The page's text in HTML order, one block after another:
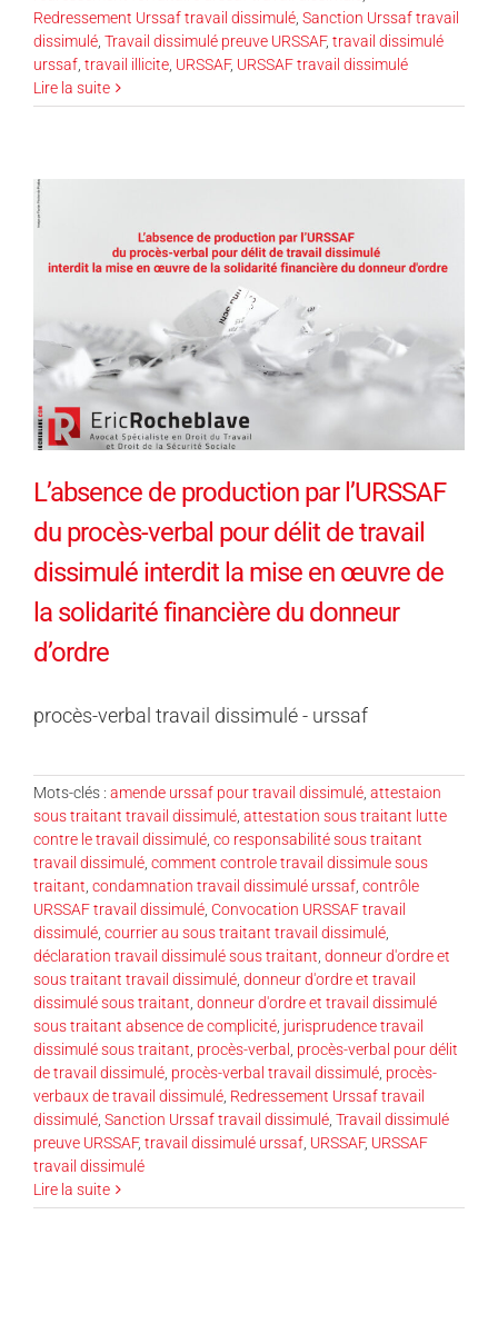
Redressement Urssaf travail dissimulé Sanction Urssaf travail
dissimulé Travail dissimulé preuve URSSAF, travail dissimulé
urssaf travail illicite URSSAF, URSSAF travail dissimulé
Lire la suite
L’absence de production par l’URSSAF
du procès-verbal pour délit de travail
dissimulé interdit la mise en œuvre de
la solidarité financière du donneur
d’ordre
procès-verbal travail dissimulé - urssaf
Mots-clés : amende urssaf pour travail dissimulé attestaion
sous traitant travail dissimulé attestation sous traitant lutte
contre le travail dissimulé co responsabilité sous traitant
travail dissimulé comment controle travail dissimule sous
traitant condamnation travail dissimulé urssaf contrôle
URSSAF travail dissimulé Convocation URSSAF travail
dissimulé courrier au sous traitant travail dissimulé
déclaration travail dissimulé sous traitant donneur d'ordre et
sous traitant travail dissimulé donneur d'ordre et travail
dissimulé sous traitant donneur d'ordre et travail dissimulé
sous traitant absence de complicité jurisprudence travail
dissimulé sous traitant procès-verbal
procès-verbal pour délit
de travail dissimulé procès-verbal travail dissimulé procès-
verbaux de travail dissimulé Redressement Urssaf travail
dissimulé Sanction Urssaf travail dissimulé Travail dissimulé
preuve URSSAF, travail dissimulé urssaf URSSAF, URSSAF
travail dissimulé
Lire la suite